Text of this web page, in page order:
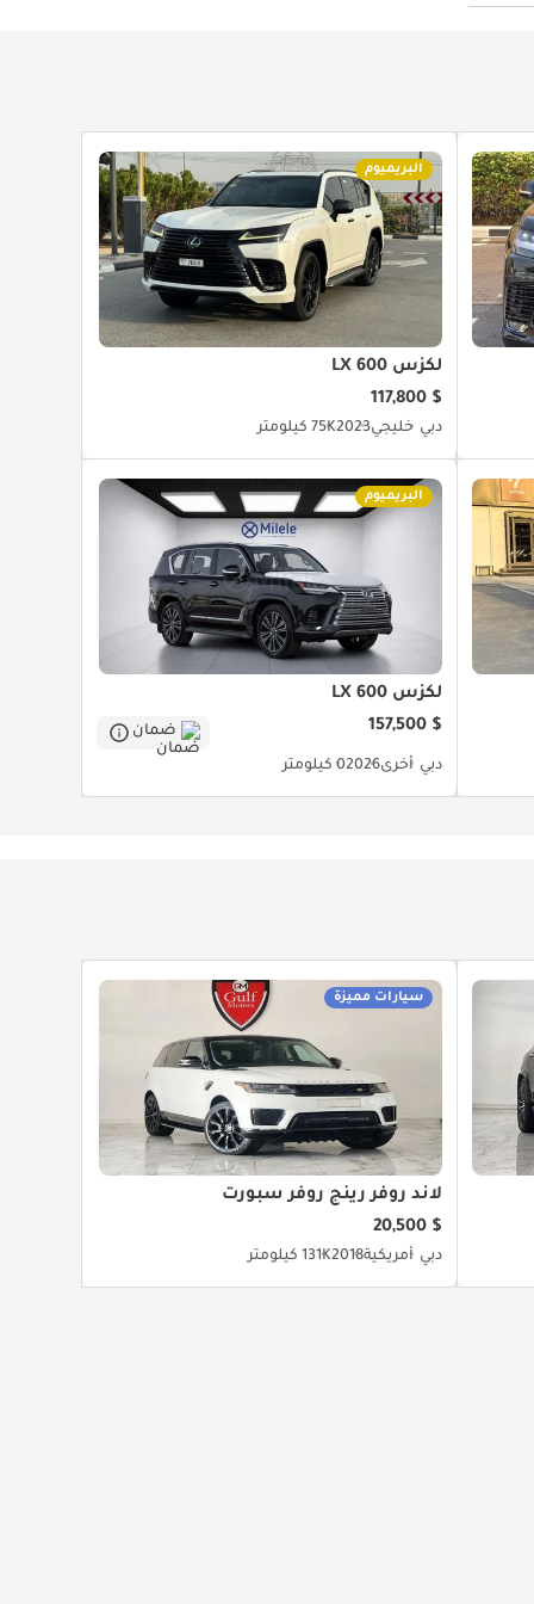
البريميوم
لكزس LX 600
$ 117,800
دبي خليجي202375K كيلومتر
البريميوم
لكزس LX 600
$ 157,500
ضمان
دبي أخرى20260 كيلومتر
سيارات مميزة
لاند روفر رينج روفر سبورت
$ 20,500
دبي أمريكية2018131K كيلومتر